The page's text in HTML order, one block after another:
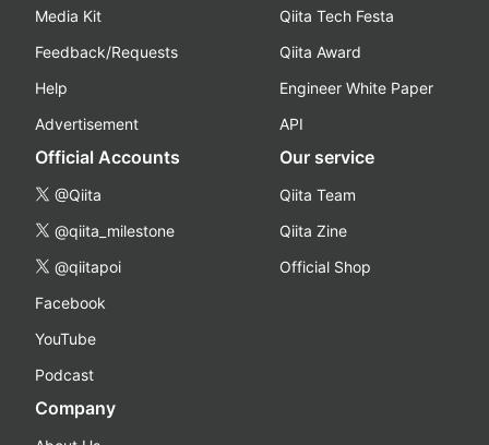
Media Kit
Feedback/Requests
Help
Advertisement
Qiita Tech Festa
Qiita Award
Engineer White Paper
API
Official Accounts
@Qiita
@qiita_milestone
@qiitapoi
Facebook
YouTube
Podcast
Our service
Qiita Team
Qiita Zine
Official Shop
Company